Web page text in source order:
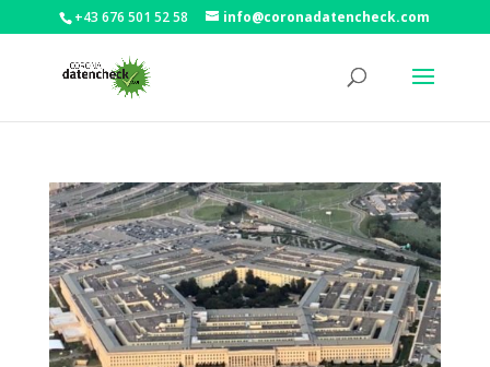
+43 676 501 52 58 info@coronadatencheck.com